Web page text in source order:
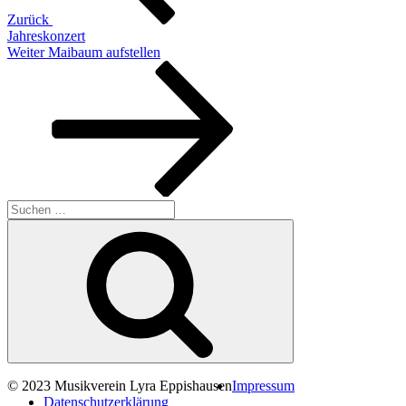
Zurück
Jahreskonzert
Nächster
Weiter Maibaum aufstellen
Suche
nach:
© 2023 Musikverein Lyra EppishausenImpressum
Datenschutzerklärung